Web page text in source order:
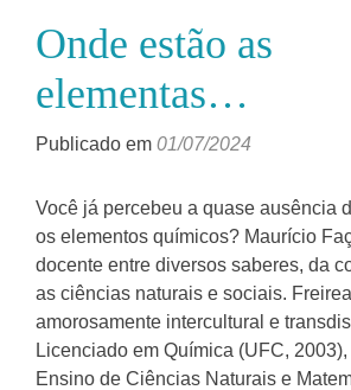
Onde estão as
elementas…
Publicado em 01/07/2024
Você já percebeu a quase ausência
os elementos químicos? Maurício
docente entre diversos saberes, da
as ciências naturais e sociais.
amorosamente intercultural e
Licenciado em Química (UFC,
Ensino de Ciências Naturais e